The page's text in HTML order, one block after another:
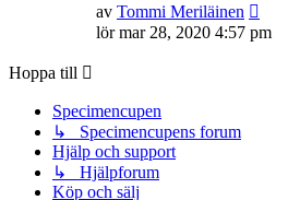
av Tommi Meriläinen
till
lör mar 28, 2020 4:57 pm
Hoppa till
Specimencupen
↳ Specimencupens forum
Hjälp och support
↳ Hjälpforum
Köp och sälj